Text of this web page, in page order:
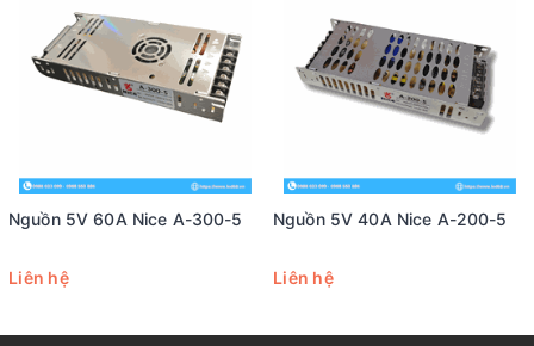
Nguồn 5V 60A Nice A-300-5
Liên hệ
Nguồn 5V 40A Nice A-200-5
Liên hệ